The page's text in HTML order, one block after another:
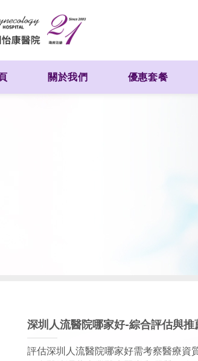
關於我們 優惠套餐
深圳人流醫院哪家好-綜合評估與推
評估深圳人流醫院哪家好需考察醫療資